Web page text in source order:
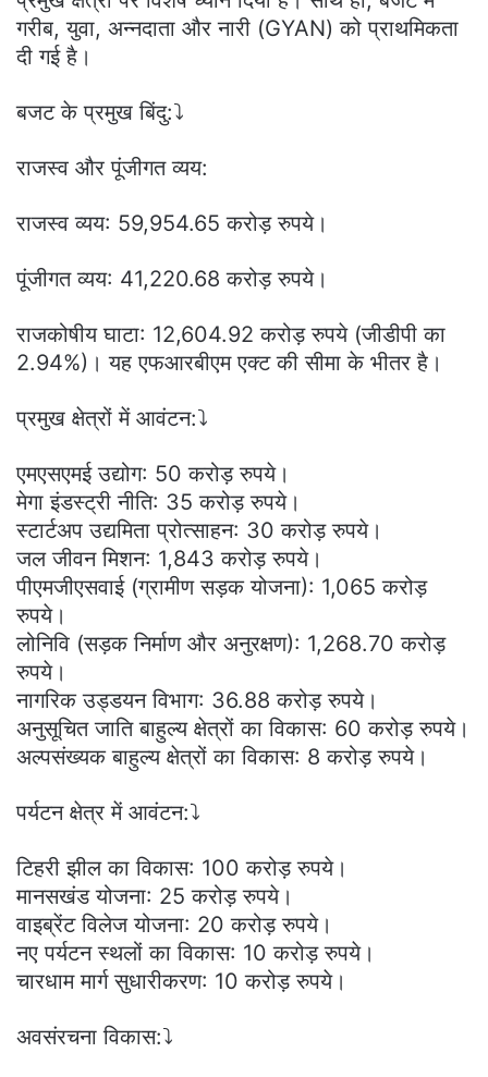
गरीब, युवा, अन्नदाता और नारी (GYAN) को प्राथमिकता
दी गई है।
बजट के प्रमुख बिंदु:⤵️
राजस्व और पूंजीगत व्यय:
राजस्व व्यय: 59,954.65 करोड़ रुपये।
पूंजीगत व्यय: 41,220.68 करोड़ रुपये।
राजकोषीय घाटा: 12,604.92 करोड़ रुपये (जीडीपी का
2.94%)। यह एफआरबीएम एक्ट की सीमा के भीतर है।
प्रमुख क्षेत्रों में आवंटन:⤵️
एमएसएमई उद्योग: 50 करोड़ रुपये।
मेगा इंडस्ट्री नीति: 35 करोड़ रुपये।
स्टार्टअप उद्यमिता प्रोत्साहन: 30 करोड़ रुपये।
जल जीवन मिशन: 1,843 करोड़ रुपये।
पीएमजीएसवाई (ग्रामीण सड़क योजना): 1,065 करोड़
रुपये।
लोनिवि (सड़क निर्माण और अनुरक्षण): 1,268.70 करोड़
रुपये।
नागरिक उड्डयन विभाग: 36.88 करोड़ रुपये।
अनुसूचित जाति बाहुल्य क्षेत्रों का विकास: 60 करोड़ रुपये।
अल्पसंख्यक बाहुल्य क्षेत्रों का विकास: 8 करोड़ रुपये।
पर्यटन क्षेत्र में आवंटन:⤵️
टिहरी झील का विकास: 100 करोड़ रुपये।
मानसखंड योजना: 25 करोड़ रुपये।
वाइब्रेंट विलेज योजना: 20 करोड़ रुपये।
नए पर्यटन स्थलों का विकास: 10 करोड़ रुपये।
चारधाम मार्ग सुधारीकरण: 10 करोड़ रुपये।
अवसंरचना विकास:⤵️